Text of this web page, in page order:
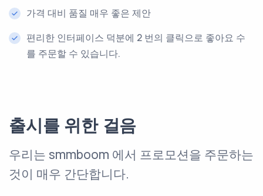
가격 대비 품질 매우 좋은 제안
편리한 인터페이스 덕분에 2 번의 클릭으로 좋아요 수
를 주문할 수 있습니다.
출시를 위한 걸음
우리는 smmboom 에서 프로모션을 주문하는
것이 매우 간단합니다.